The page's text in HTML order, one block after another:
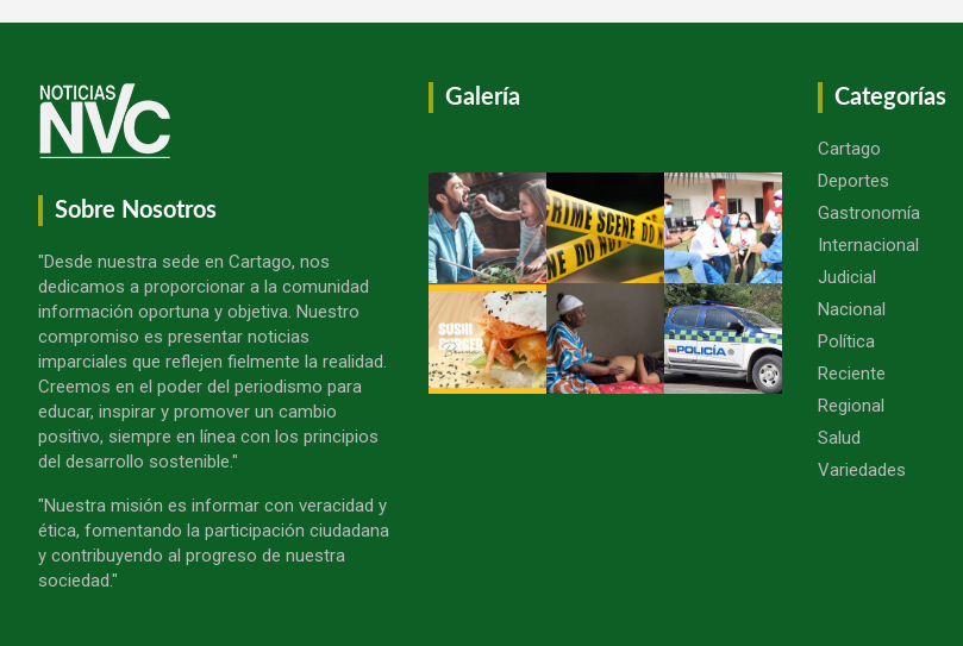
Sobre Nosotros
"Desde nuestra sede en Cartago, nos
dedicamos a proporcionar a la comunidad
información oportuna y objetiva. Nuestro
compromiso es presentar noticias
imparciales que reflejen fielmente la realidad.
Creemos en el poder del periodismo para
educar, inspirar y promover un cambio
positivo, siempre en línea con los principios
del desarrollo sostenible."
"Nuestra misión es informar con veracidad y
ética, fomentando la participación ciudadana
y contribuyendo al progreso de nuestra
sociedad."
Galería Categorías
Cartago
Deportes
Gastronomía
Internacional
Judicial
Nacional
Política
Reciente
Regional
Salud
Variedades